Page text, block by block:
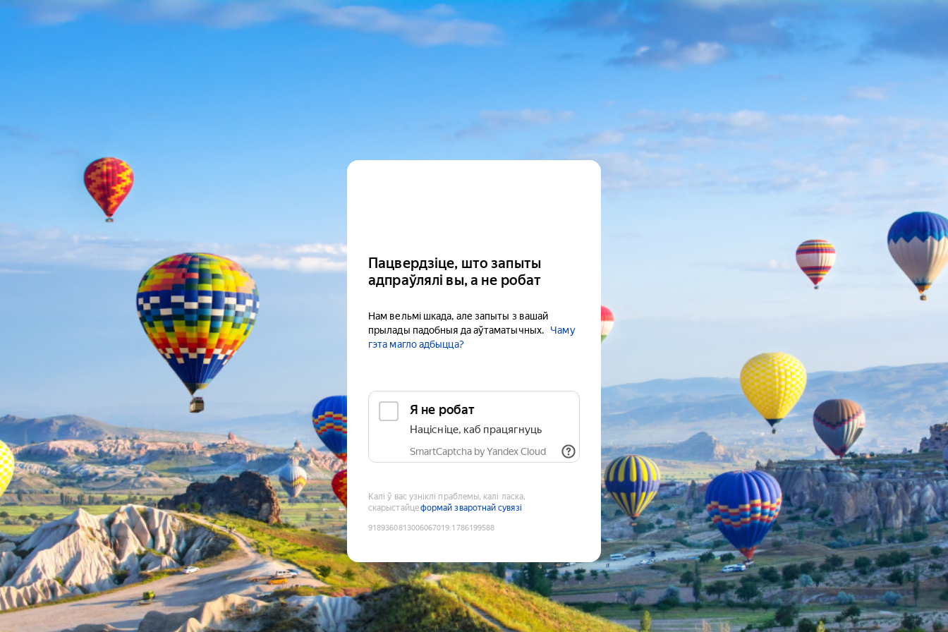
Пацвердзіце, што запыты
адпраўлялі вы, а не робат
Нам вельмі шкада, але запыты з вашай
прылады падобныя да аўтаматычных.
Чаму
гэта магло адбыцца?
Я не робат
Націсніце, каб працягнуць
SmartCaptcha by Yandex Cloud
Калі ў вас узніклі праблемы, калі ласка,
скарыстайцеформай зваротнай сувязі
9189360813006067019:1786199588